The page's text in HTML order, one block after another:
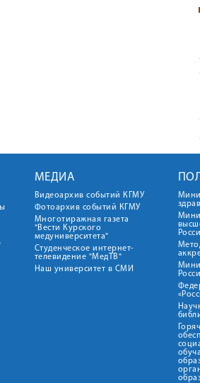
МЕДИА
Видеоархив событий КГМУ
Фотоархив событий КГМУ
Многотиражная газета
"Вести Курского
медуниверситета"
Студенческое интернет-
телевидение "МедТВ"
Наш университет в СМИ